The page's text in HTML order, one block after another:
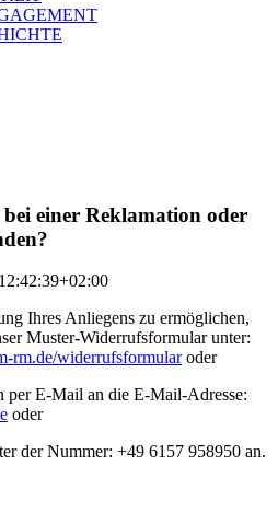
einer Reklamation oder
Ihres Anliegens zu ermöglichen,
Muster-Widerrufsformular unter:
rm.de/widerrufsformularoder
per E-Mail an die E-Mail-Adresse:
oder
der Nummer: +49 6157 958950 an.